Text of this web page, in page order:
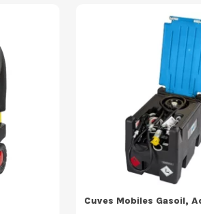
Cuves Mobiles Gasoil,